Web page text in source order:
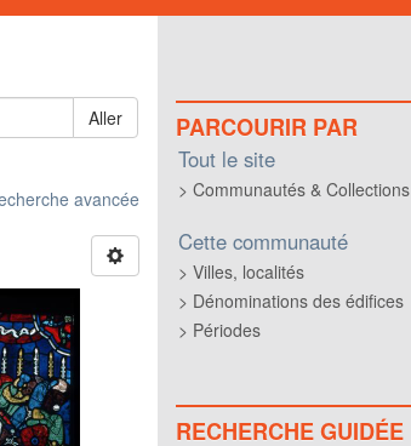
Aller
avancée
PARCOURIR PAR
Tout le site
Communautés & Collections
Cette communauté
Villes, localités
Dénominations des édifices
Périodes
RECHERCHE GUIDÉE